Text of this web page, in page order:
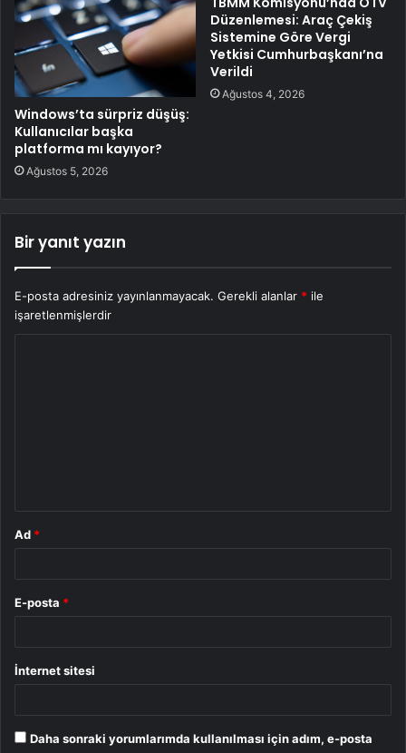
Windows’ta sürpriz düşüş:
Kullanıcılar başka
platforma mı kayıyor?
Ağustos 5, 2026
Düzenlemesi: Araç Çekiş
Sistemine Göre Vergi
Yetkisi Cumhurbaşkanı’na
Verildi
Ağustos 4, 2026
Bir yanıt yazın
E-posta adresiniz yayınlanmayacak. Gerekli alanlar * ile
işaretlenmişlerdir
Ad *
E-posta *
İnternet sitesi
Daha sonraki yorumlarımda kullanılması için adım, e-posta